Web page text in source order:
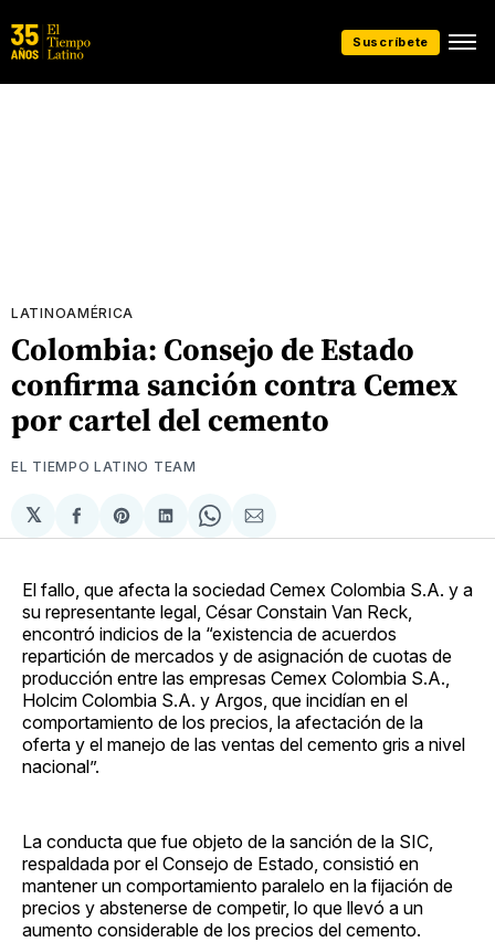
Suscríbete
LATINOAMÉRICA
Colombia: Consejo de Estado
confirma sanción contra Cemex
por cartel del cemento
EL TIEMPO LATINO TEAM
𝕏
Compartir
en
Share
on
Compartir
en
Share
on
Compartir
via
El fallo, que afecta la sociedad Cemex Colombia S.A. y a
su representante legal, César Constain Van Reck,
encontró indicios de la “existencia de acuerdos
repartición de mercados y de asignación de cuotas de
producción entre las empresas Cemex Colombia S.A.,
Holcim Colombia S.A. y Argos, que incidían en el
comportamiento de los precios, la afectación de la
oferta y el manejo de las ventas del cemento gris a nivel
nacional”.
La conducta que fue objeto de la sanción de la SIC,
respaldada por el Consejo de Estado, consistió en
mantener un comportamiento paralelo en la fijación de
precios y abstenerse de competir, lo que llevó a un
aumento considerable de los precios del cemento.